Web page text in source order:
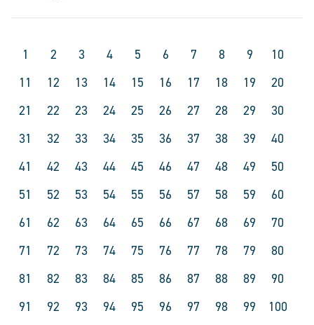
1 2 3 4 5 6 7 8 9
10
11
12 13 14 15 16 17 18 19
20
21
22 23 24 25 26 27 28 29
30
31
32 33 34 35 36 37 38 39
40
41
42 43 44 45 46 47 48 49
50
51
52 53 54 55 56 57 58 59
60
61
62 63 64 65 66 67 68 69
70
71
72 73 74 75 76 77 78 79
80
81
82 83 84 85 86 87 88 89
90
91
92 93 94 95 96 97 98 99
100